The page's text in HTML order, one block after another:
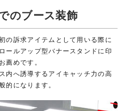
のブース装飾
の訴求アイテムとして用いる際に
ールアップ型バナースタンドに印
薦めです。
内へ誘導するアイキャッチ力の高
的になります。